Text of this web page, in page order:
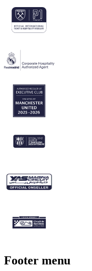
Footer menu